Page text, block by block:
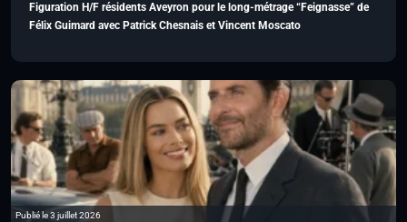
Figuration H/F résidents Aveyron pour le long-métrage “Feignasse” de
Félix Guimard avec Patrick Chesnais et Vincent Moscato
Publié le 3 juillet 2026